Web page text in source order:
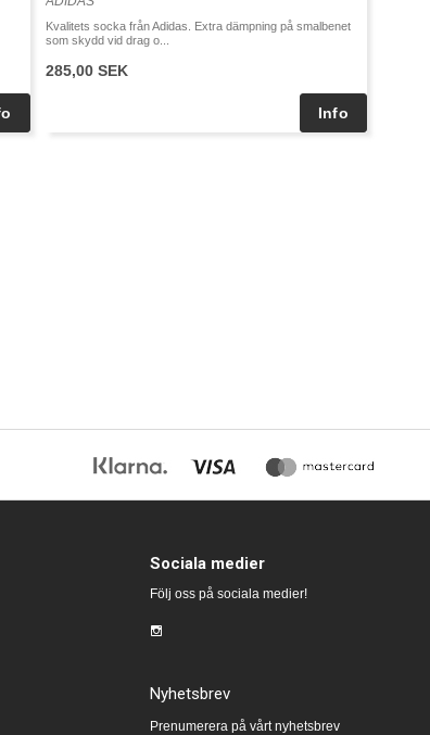
Kvalitets socka från Adidas. Extra dämpning på smalbenet
som skydd vid drag o...
285,00 SEK
Sociala medier
Följ oss på sociala medier!
Nyhetsbrev
Prenumerera på vårt nyhetsbrev